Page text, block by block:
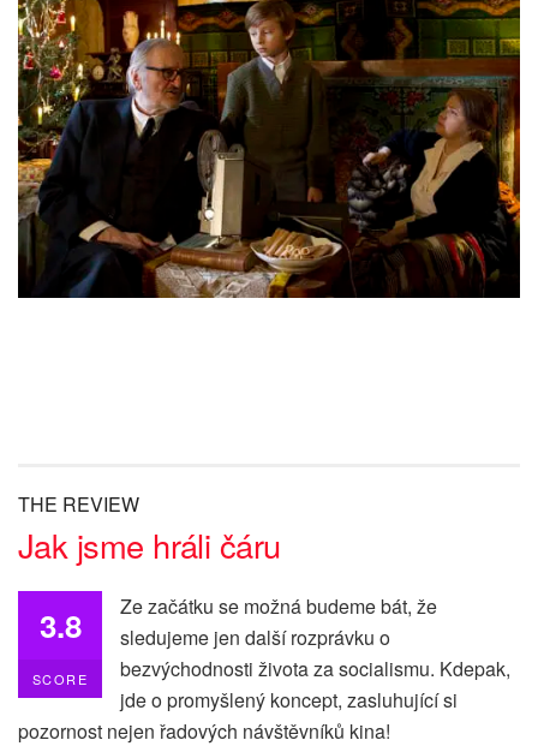
THE REVIEW
Jak jsme hráli čáru
3.8
SCORE
Ze začátku se možná budeme bát, že
sledujeme jen další rozprávku o
bezvýchodnosti života za socialismu. Kdepak,
jde o promyšlený koncept, zasluhující si
pozornost nejen řadových návštěvníků kina!